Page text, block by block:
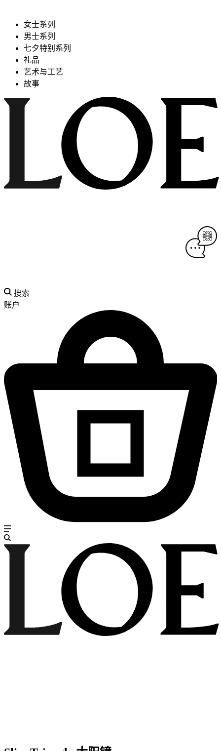
女士系列
男士系列
七夕特别系列
礼品
艺术与工艺
故事
搜索
账户